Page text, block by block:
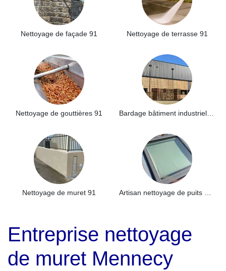
Nettoyage de façade 91 Nettoyage de terrasse 91
Nettoyage de gouttières 91
Nettoyage de muret 91
Entreprise nettoyage
de muret Mennecy